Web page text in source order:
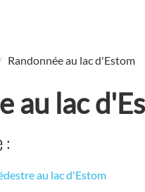
Randonnée au lac d'Estom
au lac
:
au lac d'Estom